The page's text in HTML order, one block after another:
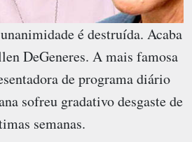
é destruída. Acaba
DeGeneres. A mais famosa
de programa diário
sofreu gradativo desgaste de
semanas.